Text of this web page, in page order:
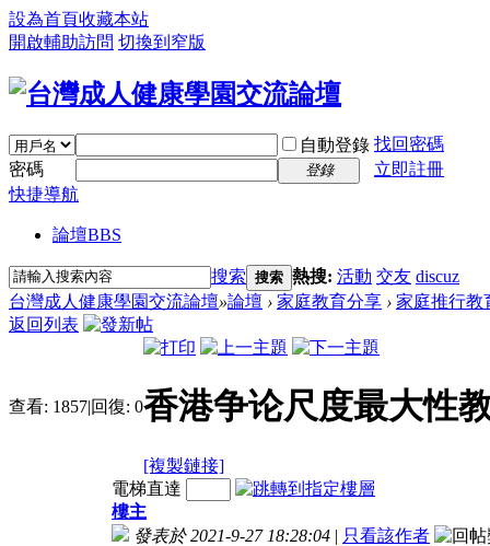
設為首頁收藏本站
開啟輔助訪問 切換到窄版
自動登錄 找回密碼
密碼
登錄
立即註冊
快捷導航
論壇BBS
搜索 搜索 熱搜: 活動 交友 discuz
台灣成人健康學園交流論壇»論壇 › 家庭教育分享 › 家庭推行教
返回列表
查看: 1857|回復: 0香港争论尺度最大性
[複製鏈接]
電梯直達
樓主
發表於 2021-9-27 18:28:04 | 只看該作者